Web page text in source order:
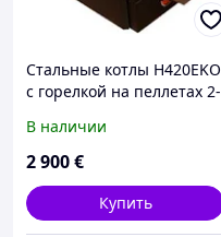
Стальные котлы H420EKO
с горелкой на пеллетах 2-
В наличии
2 900€
Купить